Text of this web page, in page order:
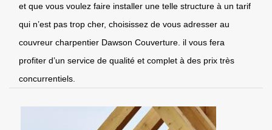
et que vous voulez faire installer une telle structure à un tarif
qui n’est pas trop cher, choisissez de vous adresser au
couvreur charpentier Dawson Couverture. il vous fera
profiter d’un service de qualité et complet à des prix très
concurrentiels.